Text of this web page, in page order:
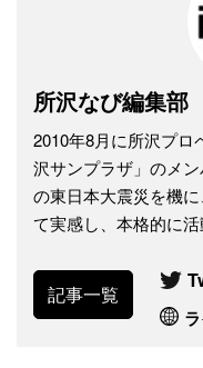
所沢なび編集部
2010年8月に所沢プロ
沢サンプラザ」のメ
の東日本大震災を機
て実感し、本格的に活
記事一覧